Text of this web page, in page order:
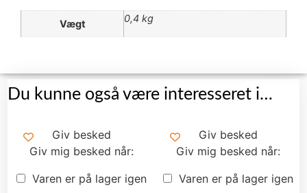
Vægt 0,4 kg
Du kunne også være interesseret i…
Giv besked
Giv mig besked når:
Varen er på lager igen
Giv besked
Giv mig besked når:
Varen er på lager igen